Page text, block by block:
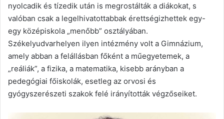
nyolcadik és tízedik után is megrostálták a diákokat, s
valóban csak a legelhivatottabbak érettségizhettek egy-
egy középiskola „menőbb” osztályában.
Székelyudvarhelyen ilyen intézmény volt a Gimnázium,
amely abban a felállásban főként a műegyetemek, a
„reáliák”, a fizika, a matematika, kisebb arányban a
pedegógiai főiskolák, esetleg az orvosi és
gyógyszerészeti szakok felé irányították végzőseiket.